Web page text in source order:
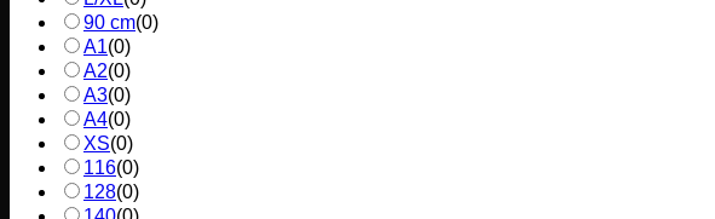
90 cm(0)
A1(0)
A2(0)
A3(0)
A4(0)
XS(0)
116(0)
128(0)